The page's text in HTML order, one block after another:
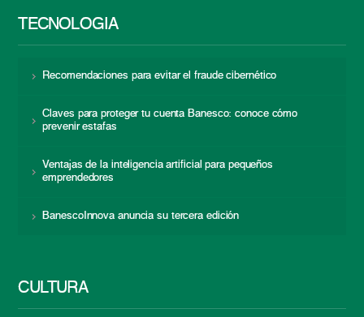
TECNOLOGÍA
Recomendaciones para evitar el fraude cibernético
Claves para proteger tu cuenta Banesco: conoce cómo
prevenir estafas
Ventajas de la inteligencia artificial para pequeños
emprendedores
BanescoInnova anuncia su tercera edición
CULTURA